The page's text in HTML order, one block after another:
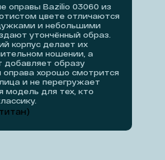
оправы Bazilio 03060 из
цвете отличаются
и небольшими
утончённый образ.
корпус делает их
ношении, а
добавляет образу
оправа хорошо смотрится
и не перегружает
модель для тех, кто